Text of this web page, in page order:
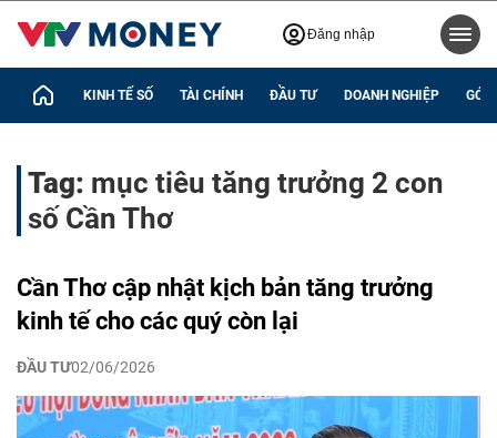
Đăng nhập
KINH TẾ SỐ TÀI CHÍNH ĐẦU TƯ DOANH NGHIỆP GÓC
Tag: mục tiêu tăng trưởng 2 con
số Cần Thơ
Cần Thơ cập nhật kịch bản tăng trưởng
kinh tế cho các quý còn lại
ĐẦU TƯ02/06/2026